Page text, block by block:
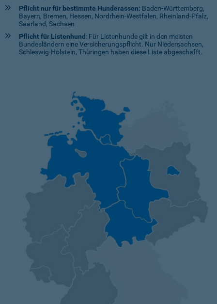
Pflicht nur für bestimmte Hunderassen: Baden-Württemberg,
Bayern, Bremen, Hessen, Nordrhein-Westfalen, Rheinland-Pfalz,
Saarland, Sachsen
Pflicht für Listenhund : Für Listenhunde gilt in den meisten
Bundesländern eine Versicherungspflicht. Nur Niedersachsen,
Schleswig-Holstein, Thüringen haben diese Liste abgeschafft.